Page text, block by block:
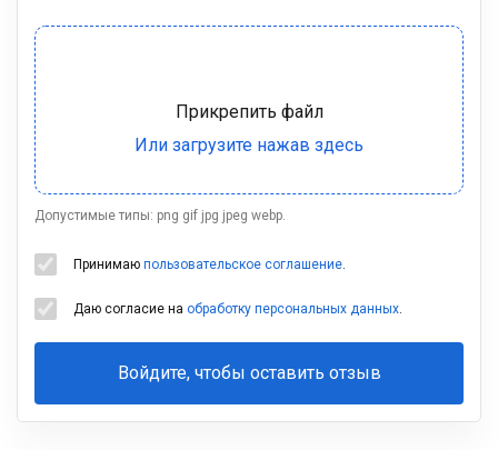
Допустимые типы: png gif jpg jpeg webp.
Принимаю пользовательское соглашение.
Даю согласие на обработку персональных данных.
Войдите, чтобы оставить отзыв
Ваша